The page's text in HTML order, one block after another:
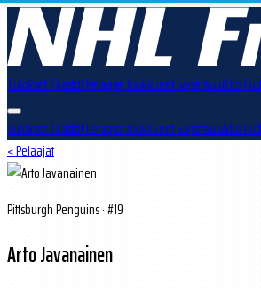
TuloksetTilastotPelaajatJoukkueetSarjataulukko
TuloksetTilastotPelaajatJoukkueetSarjataulukko
< Pelaajat
Pittsburgh Penguins · #19
Arto Javanainen